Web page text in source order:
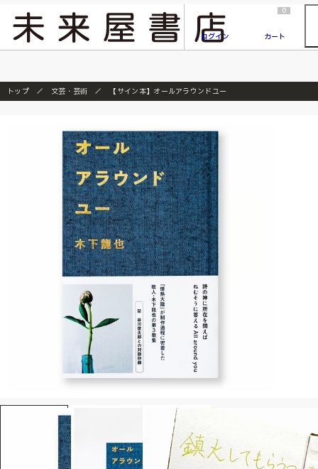
『ONE PIECE magazine 021 ONE PIECEカード付き同梱版』発売延期のご案内
ログイン
0
カート
トップ 文芸・芸術 【サイン本】オールアラウンドユー